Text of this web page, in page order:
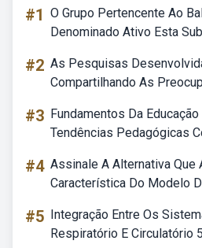
#1 O Grupo Pertencente Ao
Denominado Ativo Esta
#2 As Pesquisas
Compartilhando As
#3 Fundamentos Da
Tendências Pedagógicas
#4 Assinale A Alternativa Que
Característica Do Modelo
#5 Integração Entre Os
Respiratório E Circulatório